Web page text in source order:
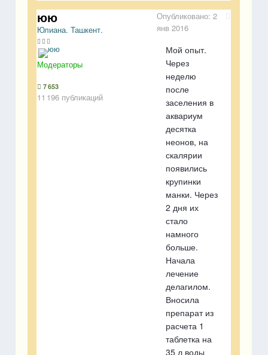
юю
Юлиана. Ташкент.
Модераторы
7 653
11 196 публикаций
Опубликовано:2
янв 2016
Мой опыт.
Через
неделю
после
заселения в
аквариум
десятка
неонов, на
скалярии
появились
крупинки
манки. Через
2 дня их
стало
намного
больше.
Начала
лечение
делагилом.
Вносила
препарат из
расчета 1
таблетка на
35 л воды